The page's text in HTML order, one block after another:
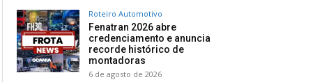
Roteiro Automotivo
Fenatran 2026 abre
credenciamento e anuncia
recorde histórico de
montadoras
6 de agosto de 2026